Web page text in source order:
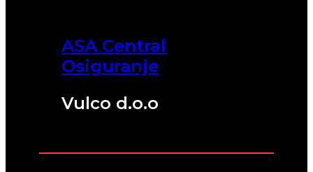
ASA Central
Osiguranje
Vulco d.o.o